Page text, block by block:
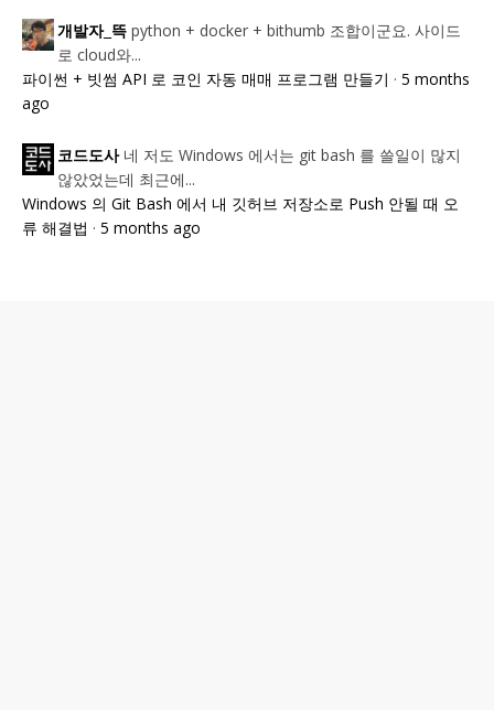
개발자_뜩 python + docker + bithumb 조합이군요. 사이드
로 cloud와...
파이썬 + 빗썸 API 로 코인 자동 매매 프로그램 만들기 · 5 months
ago
코드도사 네 저도 Windows 에서는 git bash 를 쓸일이 많지
않았었는데 최근에...
Windows 의 Git Bash 에서 내 깃허브 저장소로 Push 안될 때 오
류 해결법 · 5 months ago